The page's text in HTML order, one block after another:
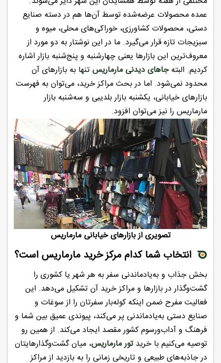
عمده محصولات عرضه‌شده توسط آن‌ها هم در دسته صنایع
دستی، محصولات کشاورزی، خوراکی‌های محلی، میوه و
سبزیجات تازه قرار می‌گیرد. ما در این نوشتار به دو مورد از
معروف‌ترین این بازارها یعنی چهارشنبه و پنج‌شنبه بازار اشاره
کردیم. البتهجاهای دیدنی مارماریستنها به بازارهای آن
محدود نمی‌شود. اما در بحث مراکز خرید، می‌توان به فهرست
بازارهای خیابانی، یکشنبه بازار بلدیبی و سه‌شنبه بازار
مارماریس را نیز می‌توان افزود.
تصویری از بازارهای خیابانی مارماریس
انتخاب شما کدام مرکز خرید مارماریس است؟
بخش جذاب و به‌یادماندنی سفر به هر شهر یا کشوری را
گشت‌وگذار در بازارها و مراکز خرید آن تشکیل می‌دهد. این
فعالیت مفرح ضمن اینکه کوله‌بار سفرتان را از سوغات و
صنایع دستی به‌یادماندنی پر می‌کند، پیوندی عمیق بین شما و
فرهنگ و آداب‌ورسوم کشور مقصد ایجاد می‌کند. از همین رو
توصیه می‌کنیم با خرید تور مارماریس، میان گشت‌وگذارهایتان
در جاذبه‌های طبیعی و تاریخی زمانی را به بازدید از مراکز